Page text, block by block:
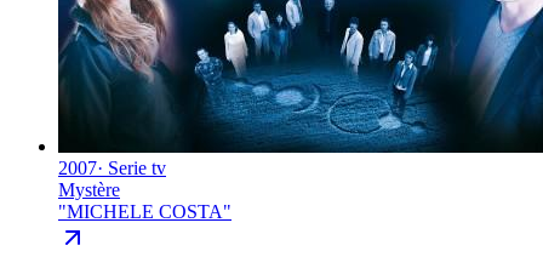
2007· Serie tv
Mystère
"MICHELE COSTA"